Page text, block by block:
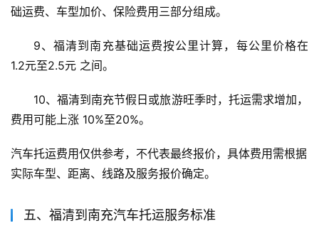
础运费、车型加价、保险费用三部分组成。
9、福清到南充基础运费按公里计算，每公里价格在
1.2元至2.5元 之间。
10、福清到南充节假日或旅游旺季时，托运需求增加，
费用可能上涨 10%至20%。
汽车托运费用仅供参考，不代表最终报价，具体费用需根据
实际车型、距离、线路及服务报价确定。
五、福清到南充汽车托运服务标准